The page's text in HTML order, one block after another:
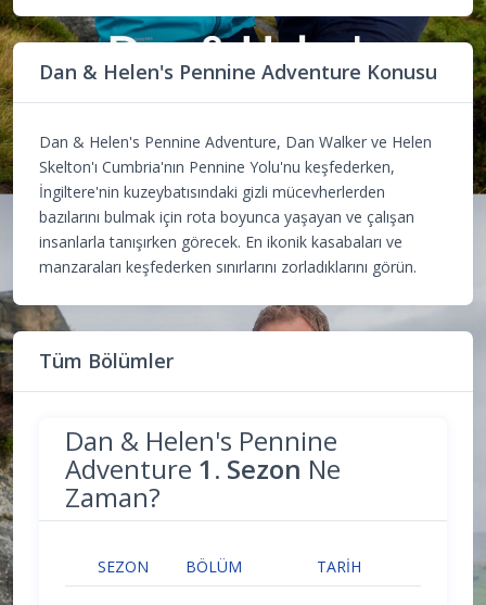
Dan & Helen's Pennine Adventure Konusu
Dan & Helen's Pennine Adventure, Dan Walker ve Helen
Skelton'ı Cumbria'nın Pennine Yolu'nu keşfederken,
İngiltere'nin kuzeybatısındaki gizli mücevherlerden
bazılarını bulmak için rota boyunca yaşayan ve çalışan
insanlarla tanışırken görecek. En ikonik kasabaları ve
manzaraları keşfederken sınırlarını zorladıklarını görün.
Tüm Bölümler
Dan & Helen's Pennine
Adventure 1. Sezon Ne
Zaman?
SEZON BÖLÜM TARIH